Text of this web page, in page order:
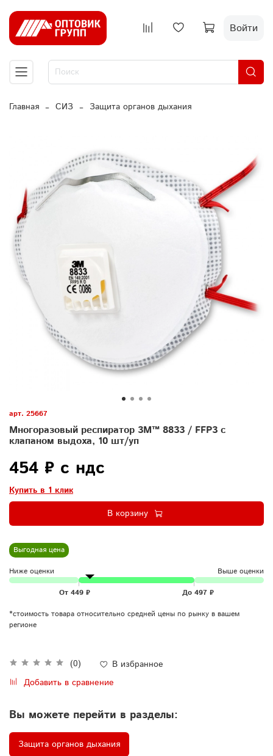
Войти
Главная СИЗ Защита органов дыхания
арт. 25667
Многоразовый респиратор 3М™ 8833 / FFP3 с
клапаном выдоха, 10 шт/уп
(0)
В избранное
Добавить в сравнение
454 ₽ с ндс
Купить в 1 клик
В корзину
Выгодная цена
Ниже оценки Выше оценки
*стоимость товара относительно средней цены по рынку в вашем
регионе
Вы можете перейти в разделы:
Защита органов дыхания